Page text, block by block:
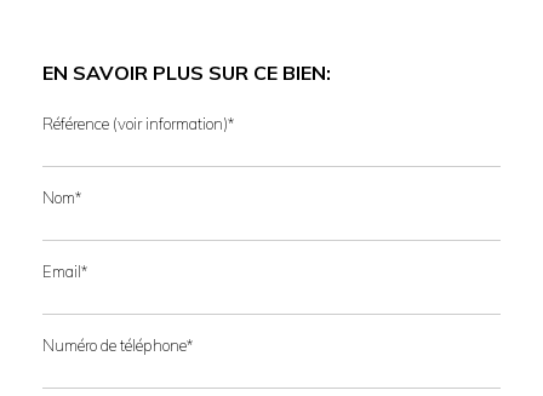
EN SAVOIR PLUS SUR CE BIEN:
Référence (voir information)*
Nom*
Email*
Numéro de téléphone*